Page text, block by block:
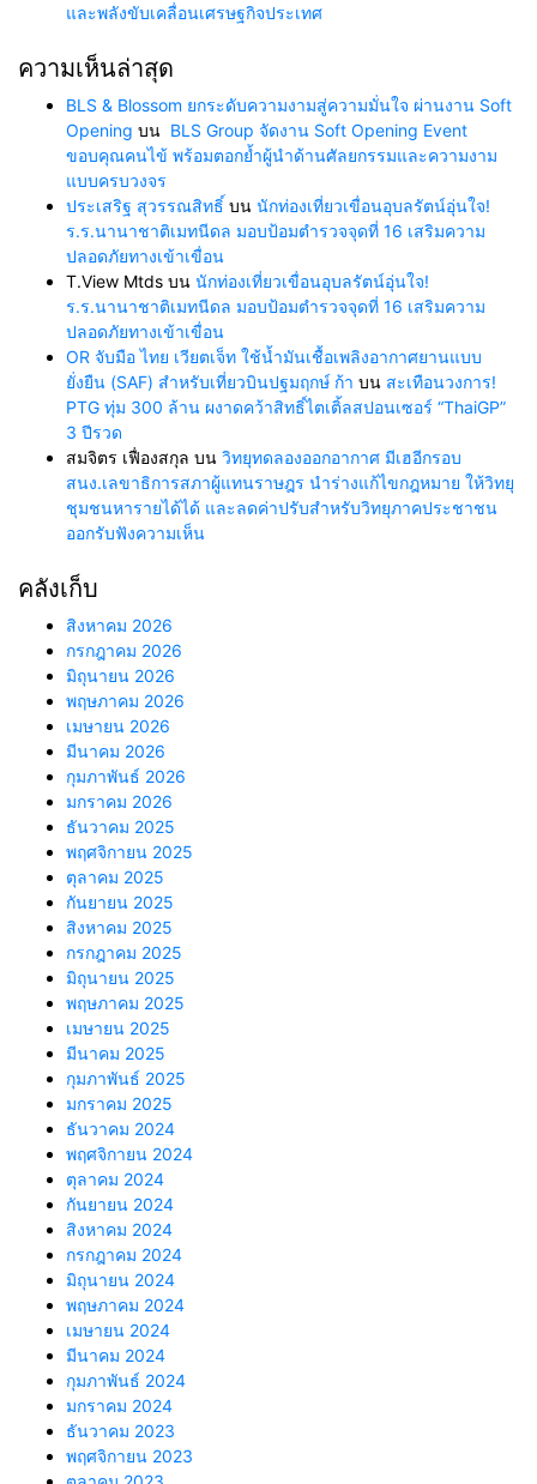
และพลังขับเคลื่อนเศรษฐกิจประเทศ
ความเห็นล่าสุด
BLS & Blossom ยกระดับความงามสู่ความมั่นใจ ผ่านงาน Soft
Opening บน BLS Group จัดงาน Soft Opening Event
ขอบคุณคนไข้ พร้อมตอกย้ำผู้นำด้านศัลยกรรมและความงาม
แบบครบวงจร
ประเสริฐ สุวรรณสิทธิ์ บน นักท่องเที่ยวเขื่อนอุบลรัตน์อุ่นใจ!
ร.ร.นานาชาติเมทนีดล มอบป้อมตำรวจจุดที่ 16 เสริมความ
ปลอดภัยทางเข้าเขื่อน
T.View Mtds บน นักท่องเที่ยวเขื่อนอุบลรัตน์อุ่นใจ!
ร.ร.นานาชาติเมทนีดล มอบป้อมตำรวจจุดที่ 16 เสริมความ
ปลอดภัยทางเข้าเขื่อน
OR จับมือ ไทย เวียตเจ็ท ใช้น้ำมันเชื้อเพลิงอากาศยานแบบ
ยั่งยืน (SAF) สำหรับเที่ยวบินปฐมฤกษ์ ก้า บน สะเทือนวงการ!
PTG ทุ่ม 300 ล้าน ผงาดคว้าสิทธิ์ไตเติ้ลสปอนเซอร์ “ThaiGP”
3 ปีรวด
สมจิตร เฟื่องสกุล บน วิทยุทดลองออกอากาศ มีเฮอีกรอบ
สนง.เลขาธิการสภาผู้แทนราษฎร นำร่างแก้ไขกฎหมาย ให้วิทยุ
ชุมชนหารายได้ได้ และลดค่าปรับสำหรับวิทยุภาคประชาชน
ออกรับฟังความเห็น
คลังเก็บ
สิงหาคม 2026
กรกฎาคม 2026
มิถุนายน 2026
พฤษภาคม 2026
เมษายน 2026
มีนาคม 2026
กุมภาพันธ์ 2026
มกราคม 2026
ธันวาคม 2025
พฤศจิกายน 2025
ตุลาคม 2025
กันยายน 2025
สิงหาคม 2025
กรกฎาคม 2025
มิถุนายน 2025
พฤษภาคม 2025
เมษายน 2025
มีนาคม 2025
กุมภาพันธ์ 2025
มกราคม 2025
ธันวาคม 2024
พฤศจิกายน 2024
ตุลาคม 2024
กันยายน 2024
สิงหาคม 2024
กรกฎาคม 2024
มิถุนายน 2024
พฤษภาคม 2024
เมษายน 2024
มีนาคม 2024
กุมภาพันธ์ 2024
มกราคม 2024
ธันวาคม 2023
พฤศจิกายน 2023